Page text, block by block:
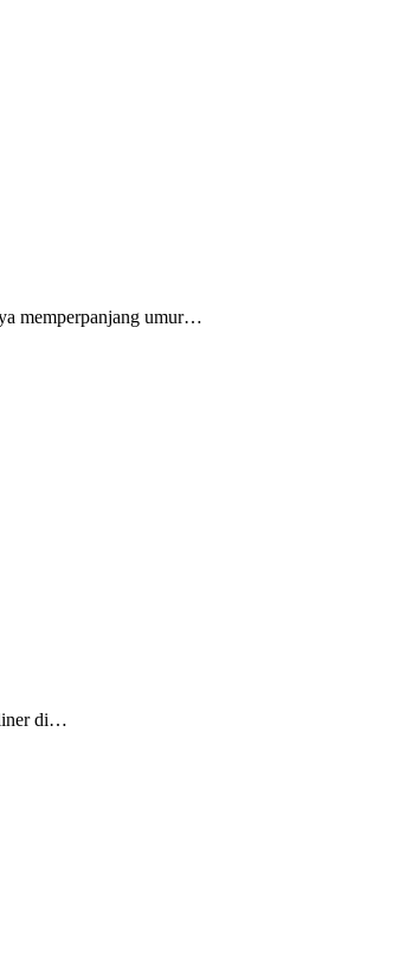
memperpanjang umur…
di…